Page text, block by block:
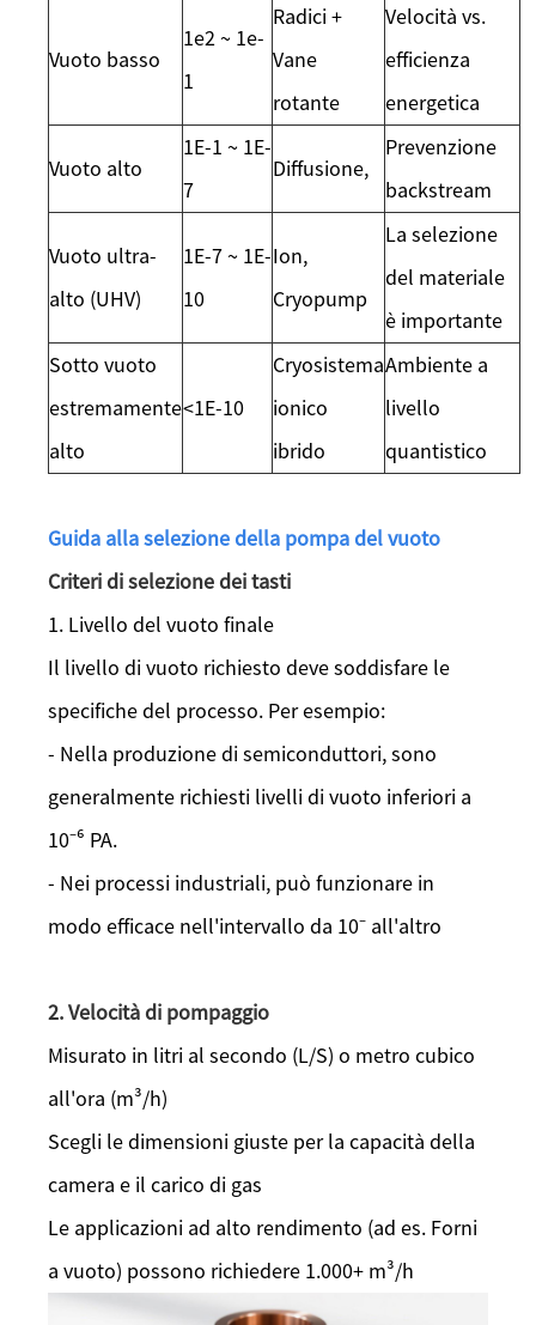
Vuoto basso
1e2 ~ 1e-
1
Radici +
Vane
rotante
Velocità vs.
efficienza
energetica
Vuoto alto
1E-1 ~ 1E-
7
Diffusione,
Prevenzione
backstream
Vuoto ultra-
alto (UHV)
1E-7 ~ 1E-
10
Ion,
Cryopump
La selezione
del materiale
è importante
Sotto vuoto
estremamente
alto
<1E-10
Cryosistema
ionico
ibrido
Ambiente a
livello
quantistico
Guida alla selezione della pompa del vuoto
Criteri di selezione dei tasti
1. Livello del vuoto finale
Il livello di vuoto richiesto deve soddisfare le
specifiche del processo. Per esempio:
- Nella produzione di semiconduttori, sono
generalmente richiesti livelli di vuoto inferiori a
10⁻⁶ PA.
- Nei processi industriali, può funzionare in
modo efficace nell'intervallo da 10⁻ all'altro
2. Velocità di pompaggio
Misurato in litri al secondo (L/S) o metro cubico
all'ora (m³/h)
Scegli le dimensioni giuste per la capacità della
camera e il carico di gas
Le applicazioni ad alto rendimento (ad es. Forni
a vuoto) possono richiedere 1.000+ m³/h